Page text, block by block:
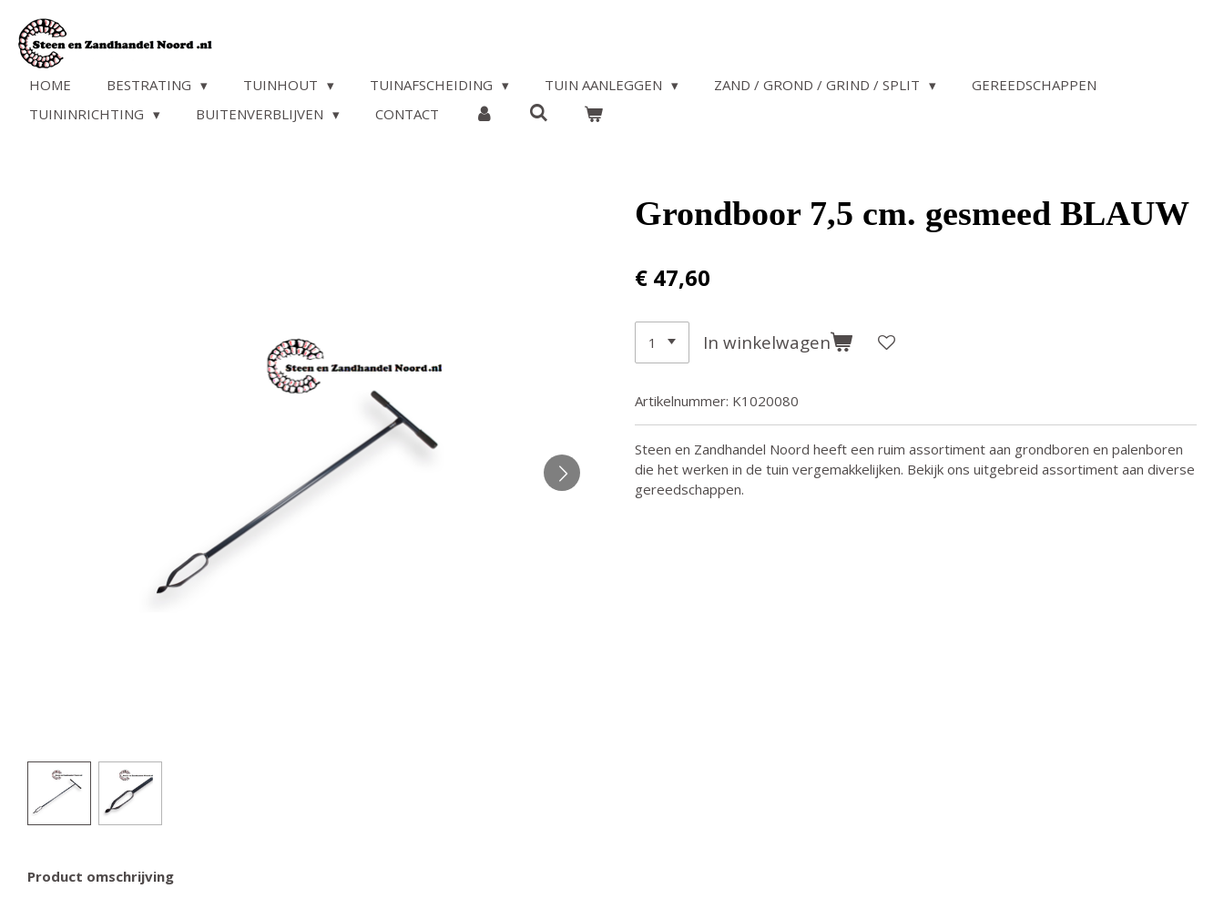
direct
naar
HOME BESTRATING TUINHOUT TUINAFSCHEIDING TUIN AANLEGGEN ZAND / GROND / GRIND / SPLIT
GEREEDSCHAPPEN
TUININRICHTING
BUITENVERBLIJVEN CONTACT
Grondboor 7,5 cm. gesmeed BLAUW
€ 47,60
In winkelwagen
Artikelnummer: K1020080
Steen en Zandhandel Noord heeft een ruim assortiment aan grondboren en palenboren
die het werken in de tuin vergemakkelijken. Bekijk ons uitgebreid assortiment aan diverse
gereedschappen.
Product omschrijving